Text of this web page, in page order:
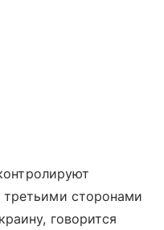
сторонами
говорится